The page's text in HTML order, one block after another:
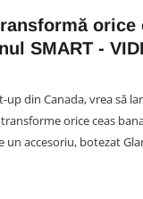
orice
SMART -
up din Canada, vrea să
orice ceas
accesoriu, botezat